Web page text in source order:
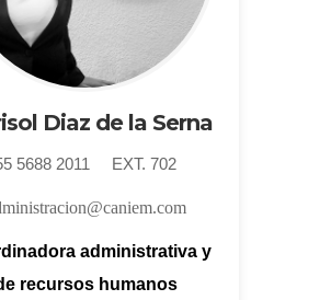
Diaz de la Serna
5688 2011 EXT. 702
administrativa y
recursos humanos